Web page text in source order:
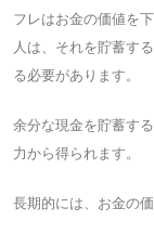
フレはお金の価値を
人は、それを貯蓄す
る必要があります。
余分な現金を貯蓄す
力から得られます。
長期的には、お金の